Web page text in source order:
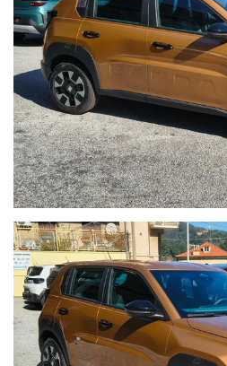
N.B: Qualora fossero presenti
uniformità dei dati pubblicati dai
sito internet, invitiamo a verificare
specifico veicolo presso la nostra
Fedeli ai nostri valori di Onestà e
certifichiamo i km di ogni auto in
autosalone, con la possibilità di
manutenzione e fatture ( nel caso
.Evidenziamo il chilometraggio
acquisto e per tutelare meglio il
indicare e sottoscrivere sull'atto di
consegna dal precedente
I prezzi indicati sul nostro sito ,
della campagna in essere di casa
dei clienti
Tutto questo per dare ulteriore
nostri clienti